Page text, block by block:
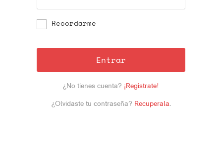
Recordarme
Entrar
¿No tienes cuenta? ¡Registrate!
¿Olvidaste tu contraseña? Recuperala.